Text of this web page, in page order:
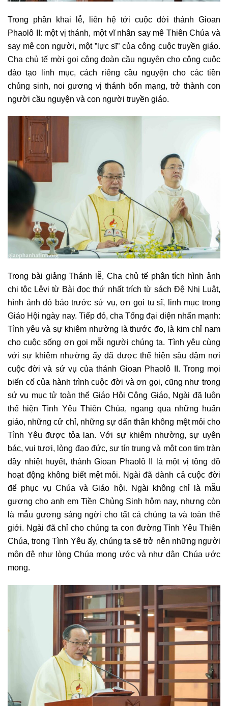
Trong phần khai lễ, liên hệ tới cuộc đời thánh Gioan
Phaolô II: một vị thánh, một vĩ nhân say mê Thiên Chúa và
say mê con người, một ”lực sĩ” của công cuộc truyền giáo.
Cha chủ tế mời gọi cộng đoàn cầu nguyện cho công cuộc
đào tạo linh mục, cách riêng cầu nguyện cho các tiền
chủng sinh, noi gương vị thánh bổn mạng, trở thành con
người cầu nguyện và con người truyền giáo.
Trong bài giảng Thánh lễ, Cha chủ tế phân tích hình ảnh
chi tộc Lêvi từ Bài đọc thứ nhất trích từ sách Đệ Nhị Luật,
hình ảnh đó báo trước sứ vụ, ơn gọi tu sĩ, linh mục trong
Giáo Hội ngày nay. Tiếp đó, cha Tổng đại diện nhấn mạnh:
Tình yêu và sự khiêm nhường là thước đo, là kim chỉ nam
cho cuộc sống ơn gọi mỗi người chúng ta. Tình yêu cùng
với sự khiêm nhường ấy đã được thể hiện sâu đậm nơi
cuộc đời và sứ vụ của thánh Gioan Phaolô II. Trong mọi
biến cố của hành trình cuộc đời và ơn gọi, cũng như trong
sứ vụ mục tử toàn thể Giáo Hội Công Giáo, Ngài đã luôn
thể hiện Tình Yêu Thiên Chúa, ngang qua những huấn
giáo, những cử chỉ, những sự dấn thân không mệt mỏi cho
Tình Yêu được tỏa lan. Với sự khiêm nhường, sự uyên
bác, vui tươi, lòng đạo đức, sự tín trung và một con tim tràn
đầy nhiệt huyết, thánh Gioan Phaolô II là một vị tông đồ
hoạt động không biết mệt mỏi. Ngài đã dành cả cuộc đời
để phục vụ Chúa và Giáo hội. Ngài không chỉ là mẫu
gương cho anh em Tiền Chủng Sinh hôm nay, nhưng còn
là mẫu gương sáng ngời cho tất cả chúng ta và toàn thế
giới. Ngài đã chỉ cho chúng ta con đường Tình Yêu Thiên
Chúa, trong Tình Yêu ấy, chúng ta sẽ trở nên những người
môn đệ như lòng Chúa mong ước và như dân Chúa ước
mong.